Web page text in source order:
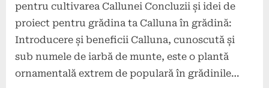
pentru cultivarea Callunei Concluzii și idei de
proiect pentru grădina ta Calluna în grădină:
Introducere și beneficii Calluna, cunoscută și
sub numele de iarbă de munte, este o plantă
ornamentală extrem de populară în grădinile…